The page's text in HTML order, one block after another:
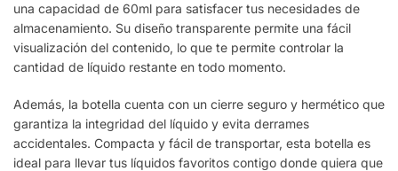
una capacidad de 60ml para satisfacer tus necesidades de
almacenamiento. Su diseño transparente permite una fácil
visualización del contenido, lo que te permite controlar la
cantidad de líquido restante en todo momento.
Además, la botella cuenta con un cierre seguro y hermético que
garantiza la integridad del líquido y evita derrames
accidentales. Compacta y fácil de transportar, esta botella es
ideal para llevar tus líquidos favoritos contigo donde quiera que